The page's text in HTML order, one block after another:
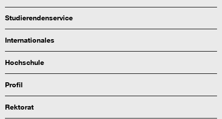
Studierendenservice
Internationales
Hochschule
Profil
Rektorat